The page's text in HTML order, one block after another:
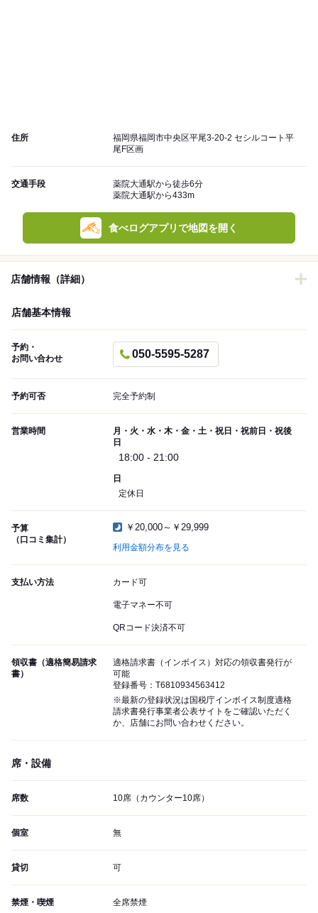
住所
福岡県福岡市中央区平尾3-20-2 セシルコート平
尾F区画
交通手段
薬院大通駅から徒歩6分
薬院大通駅から433m
食べログアプリで地図を開く
店舗情報（詳細）
店舗基本情報
予約・
お問い合わせ
050-5595-5287
予約可否 完全予約制
営業時間
月・火・水・木・金・土・祝日・祝前日・祝後
日
18:00 - 21:00
日
定休日
予算
（口コミ集計）
￥20,000～￥29,999
利用金額分布を見る
支払い方法 カード可
電子マネー不可
QRコード決済不可
領収書（適格簡易請求
書）
適格請求書（インボイス）対応の領収書発行が
可能
登録番号：T6810934563412
※最新の登録状況は国税庁インボイス制度適格
請求書発行事業者公表サイトをご確認いただく
か、店舗にお問い合わせください。
席・設備
席数 10席（カウンター10席）
個室 無
貸切 可
禁煙・喫煙 全席禁煙